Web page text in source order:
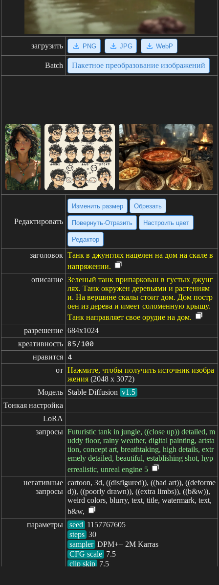
загрузить PNG JPG WebP
Batch Пакетное преобразование изображений
Редактировать
Изменить размер Обрезать
Повернуть·Отразить Настроить цвет
Редактор
заголовок Танк в джунглях нацелен на дом на скале в
напряжении.
описание Зеленый танк припаркован в густых джунг
лях. Танк окружен деревьями и растениям
и. На вершине скалы стоит дом. Дом постр
оен из дерева и имеет соломенную крышу.
Танк направляет свое орудие на дом.
разрешение 684x1024
креативность 85/100
нравится 4
от Нажмите, чтобы получить источник изобра
жения (2048 x 3072)
Модель Stable Diffusion v1.5
Тонкая настройка
LoRA
запросы Futuristic tank in jungle, ((close up)) detailed, m
uddy floor, rainy weather, digital painting, artsta
tion, concept art, breathtaking, high details, extr
emely detailed, beautiful, establishing shot, hyp
errealistic, unreal engine 5
негативные
запросы
cartoon, 3d, ((disfigured)), ((bad art)), ((deforme
d)), ((poorly drawn)), ((extra limbs)), ((b&w)),
weird colors, blurry, text, title, watermark, text,
b&w,
параметры
seed
steps
sampler
CFG scale
clip skip 7.5